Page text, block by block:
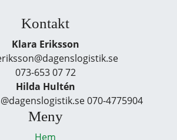
Kontakt
Klara Eriksson
073-653 07 72
Hilda Hultén
070-4775904
Meny
Hem